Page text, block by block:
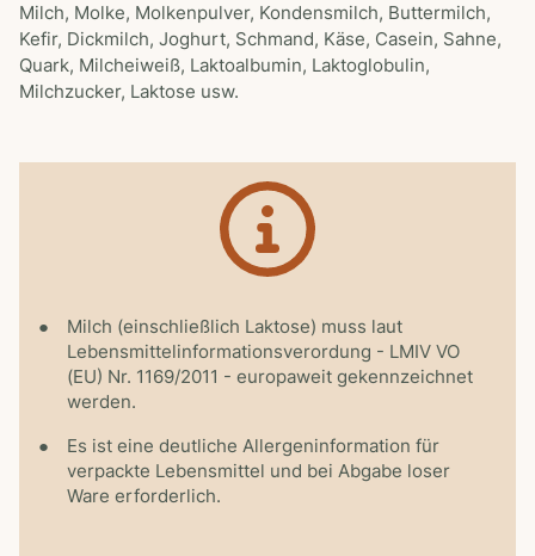
Milch, Molke, Molkenpulver, Kondensmilch, Buttermilch,
Kefir, Dickmilch, Joghurt, Schmand, Käse, Casein, Sahne,
Quark, Milcheiweiß, Laktoalbumin, Laktoglobulin,
Milchzucker, Laktose usw.
Milch (einschließlich Laktose) muss laut
Lebensmittelinformationsverordung - LMIV VO
(EU) Nr. 1169/2011 - europaweit gekennzeichnet
werden.
Es ist eine deutliche Allergeninformation für
verpackte Lebensmittel und bei Abgabe loser
Ware erforderlich.